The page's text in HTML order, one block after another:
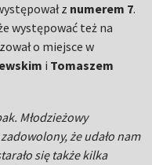
z numerem 7.
występować też na
o miejsce w
i Tomaszem
Młodzieżowy
że udało nam
się także kilka